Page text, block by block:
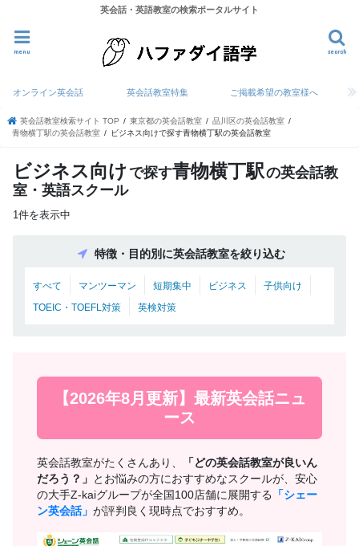
英会話・英語教室の検索ポータルサイト
search
menu
オンライン英会話 英会話教室特集 ご掲載希望の教室様へ
英会話教室検索サイト TOP 東京都の英会話教室
品川区の英会話教室
青物横丁駅の英会話教室
ビジネス向けで探す青物横丁駅の英会話教室
ビジネス向け で探す青物横丁駅の英会話教
室・英語スクール
1件を表示中
特徴・目的別に英会話教室を絞り込む
すべて マンツーマン 短期集中 ビジネス
子供向け
TOEIC・TOEFL対策
英検対策
【2026年8月更新】最新英会話ニュ
ース
英会話教室がたくさんあり、
「どの英会話教室が良いん
だろう？」 とお悩みの方におすすめなスクールが、安心
の大手Z-kaiグループが全国100店舗に展開する
「シェー
ン英会話」 が評判良く現時点でおすすめ。